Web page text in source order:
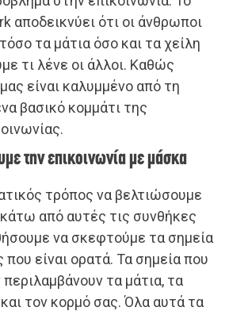
αποδεικνύει ότι οι άνθρωποι
τα μάτια όσο και τα χείλη
τι λένε οι άλλοι. Καθώς
είναι καλυμμένο από τη
βασικό κομμάτι της
την επικοινωνία με μάσκα
τρόπος να βελτιώσουμε
από αυτές τις συνθήκες
να σκεφτούμε τα σημεία
είναι ορατά. Τα σημεία που
τα μάτια, τα
τον κορμό σας. Όλα αυτά τα